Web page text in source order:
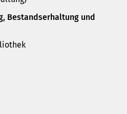
Bestandserhaltung und